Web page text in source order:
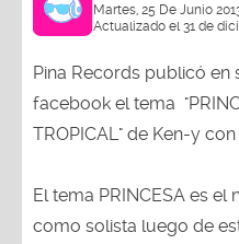
Martes, 25 De Junio
Actualizado el 31 de
Pina Records publicó en
facebook el tema
TROPICAL" de Ken-y
El tema PRINCESA es
como solista luego de